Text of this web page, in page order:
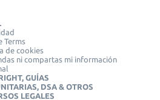
Terms
de cookies
ni compartas mi información
GUÍAS
DSA & OTROS
LEGALES